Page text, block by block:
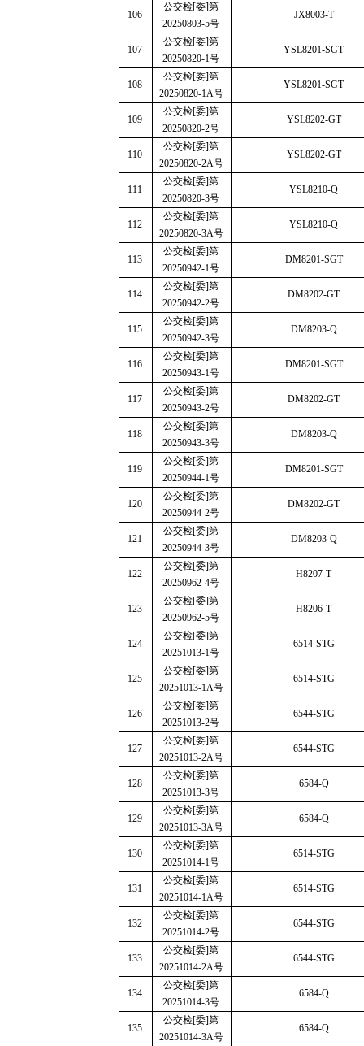
106
公交检[委]第
20250803-5号
JX8003-T
107
公交检[委]第
20250820-1号
YSL8201-SGT
108
公交检[委]第
20250820-1A号
YSL8201-SGT
109
公交检[委]第
20250820-2号
YSL8202-GT
110
公交检[委]第
20250820-2A号
YSL8202-GT
111
公交检[委]第
20250820-3号
YSL8210-Q
112
公交检[委]第
20250820-3A号
YSL8210-Q
113
公交检[委]第
20250942-1号
DM8201-SGT
114
公交检[委]第
20250942-2号
DM8202-GT
115
公交检[委]第
20250942-3号
DM8203-Q
116
公交检[委]第
20250943-1号
DM8201-SGT
117
公交检[委]第
20250943-2号
DM8202-GT
118
公交检[委]第
20250943-3号
DM8203-Q
119
公交检[委]第
20250944-1号
DM8201-SGT
120
公交检[委]第
20250944-2号
DM8202-GT
121
公交检[委]第
20250944-3号
DM8203-Q
122
公交检[委]第
20250962-4号
H8207-T
123
公交检[委]第
20250962-5号
H8206-T
124
公交检[委]第
20251013-1号
6514-STG
125
公交检[委]第
20251013-1A号
6514-STG
126
公交检[委]第
20251013-2号
6544-STG
127
公交检[委]第
20251013-2A号
6544-STG
128
公交检[委]第
20251013-3号
6584-Q
129
公交检[委]第
20251013-3A号
6584-Q
130
公交检[委]第
20251014-1号
6514-STG
131
公交检[委]第
20251014-1A号
6514-STG
132
公交检[委]第
20251014-2号
6544-STG
133
公交检[委]第
20251014-2A号
6544-STG
134
公交检[委]第
20251014-3号
6584-Q
135
公交检[委]第
20251014-3A号
6584-Q